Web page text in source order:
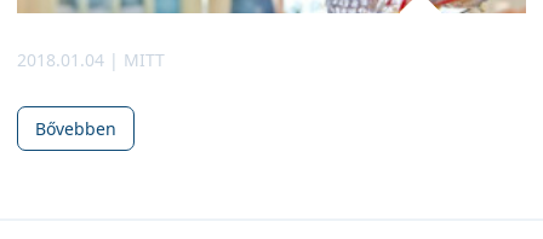
2018.01.04 | MITT
Bővebben